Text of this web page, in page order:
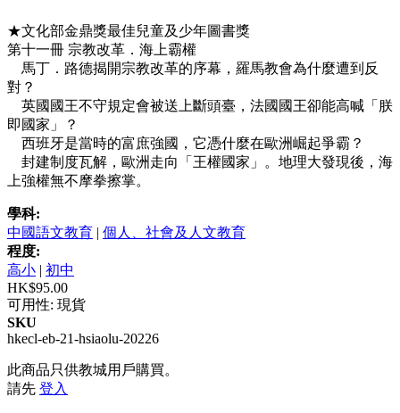
★文化部金鼎獎最佳兒童及少年圖書獎
第十一冊 宗教改革．海上霸權
馬丁．路德揭開宗教改革的序幕，羅馬教會為什麼遭到反
對？
英國國王不守規定會被送上斷頭臺，法國國王卻能高喊「朕
即國家」？
西班牙是當時的富庶強國，它憑什麼在歐洲崛起爭霸？
封建制度瓦解，歐洲走向「王權國家」。地理大發現後，海
上強權無不摩拳擦掌。
學科:
中國語文教育 | 個人、社會及人文教育
程度:
高小 | 初中
HK$95.00
可用性: 現貨
SKU
hkecl-eb-21-hsiaolu-20226
此商品只供教城用戶購買。
請先 登入